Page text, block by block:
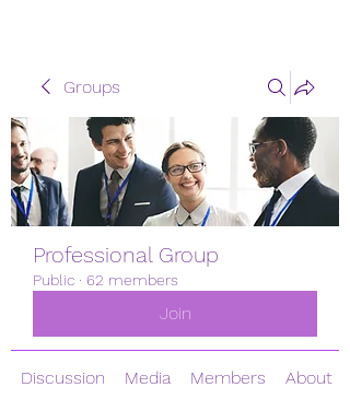
Groups
Professional Group
Public · 62 members
Join
Discussion Media Members About